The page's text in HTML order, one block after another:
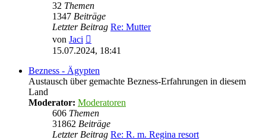
32 Themen
1347 Beiträge
Letzter Beitrag Re: Mutter
von Jaci
Beitrag
15.07.2024, 18:41
Bezness - Ägypten
Austausch über gemachte Bezness-Erfahrungen in diesem
Land
Moderator: Moderatoren
606 Themen
31862 Beiträge
Letzter Beitrag Re: R. m. Regina resort